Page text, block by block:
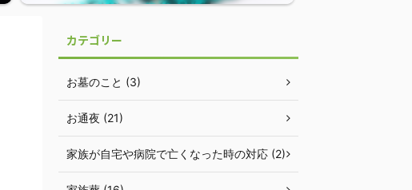
カテゴリー
お墓のこと (3)
お通夜 (21)
家族が自宅や病院で亡くなった時の対応 (2)